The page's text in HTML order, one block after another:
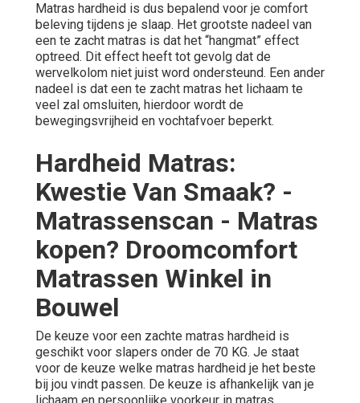
Matras hardheid is dus bepalend voor je comfort
beleving tijdens je slaap. Het grootste nadeel van
een te zacht matras is dat het “hangmat” effect
optreed. Dit effect heeft tot gevolg dat de
wervelkolom niet juist word ondersteund. Een ander
nadeel is dat een te zacht matras het lichaam te
veel zal omsluiten, hierdoor wordt de
bewegingsvrijheid en vochtafvoer beperkt.
Hardheid Matras:
Kwestie Van Smaak? -
Matrassenscan - Matras
kopen? Droomcomfort
Matrassen Winkel in
Bouwel
De keuze voor een zachte matras hardheid is
geschikt voor slapers onder de 70 KG. Je staat
voor de keuze welke matras hardheid je het beste
bij jou vindt passen. De keuze is afhankelijk van je